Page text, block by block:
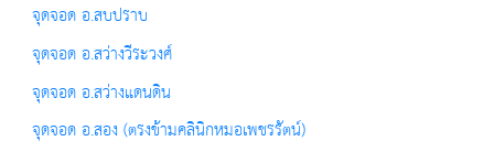
จุดจอด อ.สบปราบ
จุดจอด อ.สว่างวีระวงศ์
จุดจอด อ.สว่างแดนดิน
จุดจอด อ.สอง (ตรงข้ามคลินิกหมอเพชรรัตน์)